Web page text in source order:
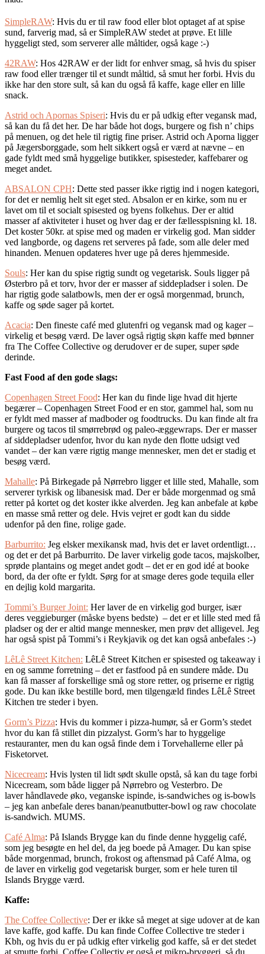
SimpleRAW: Hvis du er til raw food eller blot optaget af at spise
sund, farverig mad, så er SimpleRAW stedet at prøve. Et lille
hyggeligt sted, som serverer alle måltider, også kage :-)
42RAW: Hos 42RAW er der lidt for enhver smag, så hvis du spiser
raw food eller trænger til et sundt måltid, så smut her forbi. Hvis du
ikke har den store sult, så kan du også få kaffe, kage eller en lille
snack.
Astrid och Apornas Spiseri: Hvis du er på udkig efter vegansk mad,
så kan du få det her. De har både hot dogs, burgere og fish n’ chips
på menuen, og det hele til rigtig fine priser. Astrid och Aporna ligger
på Jægersborggade, som helt sikkert også er værd at nævne – en
gade fyldt med små hyggelige butikker, spisesteder, kaffebarer og
meget andet.
ABSALON CPH: Dette sted passer ikke rigtig ind i nogen kategori,
for det er nemlig helt sit eget sted. Absalon er en kirke, som nu er
lavet om til et socialt spisested og byens folkehus. Der er altid
masser af aktiviteter i huset og hver dag er der fællesspisning kl. 18.
Det koster 50kr. at spise med og maden er virkelig god. Man sidder
ved langborde, og dagens ret serveres på fade, som alle deler med
hinanden. Menuen opdateres hver uge på deres hjemmeside.
Souls: Her kan du spise rigtig sundt og vegetarisk. Souls ligger på
Østerbro på et torv, hvor der er masser af siddepladser i solen. De
har rigtig gode salatbowls, men der er også morgenmad, brunch,
kaffe og søde sager på kortet.
Acacia: Den fineste café med glutenfri og vegansk mad og kager –
virkelig et besøg værd. De laver også rigtig skøn kaffe med bønner
fra The Coffee Collective og derudover er de super, super søde
derinde.
Fast Food af den gode slags:
Copenhagen Street Food: Her kan du finde lige hvad dit hjerte
begærer – Copenhagen Street Food er en stor, gammel hal, som nu
er fyldt med masser af madboder og foodtrucks. Du kan finde alt fra
burgere og tacos til smørrebrød og paleo-æggewraps. Der er masser
af siddepladser udenfor, hvor du kan nyde den flotte udsigt ved
vandet – der kan være rigtig mange mennesker, men det er stadig et
besøg værd.
Mahalle: På Birkegade på Nørrebro ligger et lille sted, Mahalle, som
serverer tyrkisk og libanesisk mad. Der er både morgenmad og små
retter på kortet og det koster ikke alverden. Jeg kan anbefale at købe
en masse små retter og dele. Hvis vejret er godt kan du sidde
udenfor på den fine, rolige gade.
Barburrito: Jeg elsker mexikansk mad, hvis det er lavet ordentligt…
og det er det på Barburrito. De laver virkelig gode tacos, majskolber,
sprøde plantains og meget andet godt – det er en god idé at booke
bord, da der ofte er fyldt. Sørg for at smage deres gode tequila eller
en dejlig kold margarita.
Tommi’s Burger Joint: Her laver de en virkelig god burger, især
deres veggieburger (måske byens bedste) – det er et lille sted med få
pladser og der er altid mange mennesker, men prøv det alligevel. Jeg
har også spist på Tommi’s i Reykjavik og det kan også anbefales :-)
LêLê Street Kitchen: LêLê Street Kitchen er spisested og takeaway i
en og samme forretning – det er fastfood på en sundere måde. Du
kan få masser af forskellige små og store retter, og priserne er rigtig
gode. Du kan ikke bestille bord, men tilgengæld findes LêLê Street
Kitchen tre steder i byen.
Gorm’s Pizza: Hvis du kommer i pizza-humør, så er Gorm’s stedet
hvor du kan få stillet din pizzalyst. Gorm’s har to hyggelige
restauranter, men du kan også finde dem i Torvehallerne eller på
Fisketorvet.
Nicecream: Hvis lysten til lidt sødt skulle opstå, så kan du tage forbi
Nicecream, som både ligger på Nørrebro og Vesterbro. De
laver håndlavede øko, veganske ispinde, is-sandwiches og is-bowls
– jeg kan anbefale deres banan/peanutbutter-bowl og raw chocolate
is-sandwich. MUMS.
Café Alma: På Islands Brygge kan du finde denne hyggelig café,
som jeg besøgte en hel del, da jeg boede på Amager. Du kan spise
både morgenmad, brunch, frokost og aftensmad på Café Alma, og
de laver en virkelig god vegetarisk burger, som er hele turen til
Islands Brygge værd.
Kaffe:
The Coffee Collective: Der er ikke så meget at sige udover at de kan
lave kaffe, god kaffe. Du kan finde Coffee Collective tre steder i
Kbh, og hvis du er på udkig efter virkelig god kaffe, så er det stedet